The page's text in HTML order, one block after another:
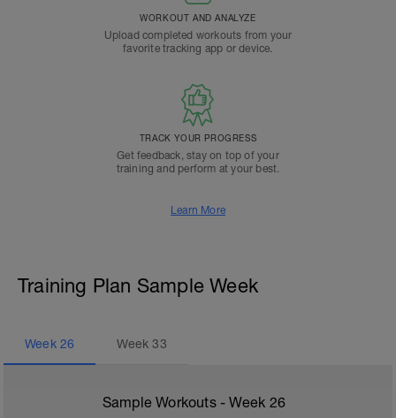
WORKOUT AND ANALYZE
Upload completed workouts from your
favorite tracking app or device.
TRACK YOUR PROGRESS
Get feedback, stay on top of your
training and perform at your best.
Learn More
Training Plan Sample Week
Week 26 Week33
Sample Workouts - Week 26